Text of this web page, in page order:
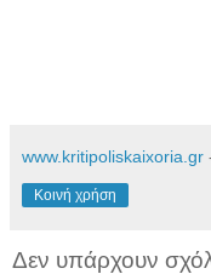
www.kritipoliskaixoria.gr
Κοινή χρήση
Δεν υπάρχουν